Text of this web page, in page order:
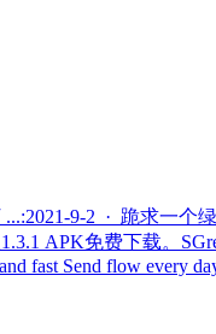
9-2 · 跪求一个
APK免费下载。
fast Send flow every